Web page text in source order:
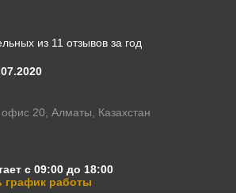
из 11 отзывов за год
20, Алматы, Казахстан
с 09:00 до 18:00
график работы